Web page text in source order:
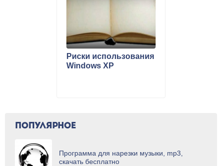
Риски использования
Windows XP
ПОПУЛЯРНОЕ
Программа для нарезки музыки, mp3,
скачать бесплатно